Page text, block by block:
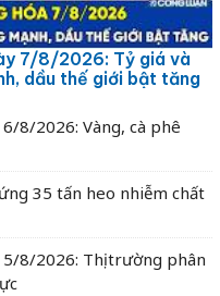
7/8/2026: Tỷ giá và
dầu thế giới bật tăng
8/2026: Vàng, cà phê
35 tấn heo nhiễm chất
5/8/2026: Thị trường phân